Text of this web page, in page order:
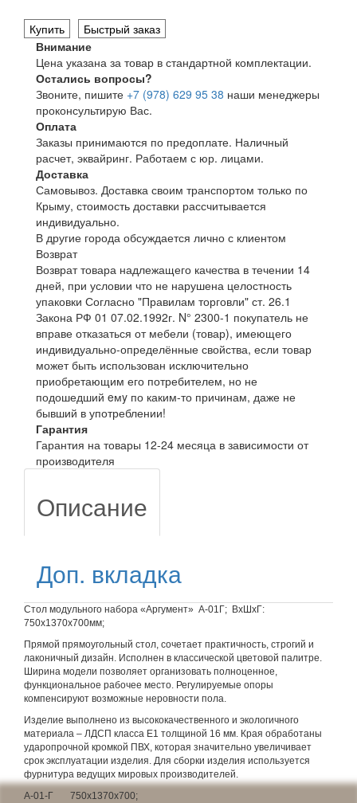
Купить
Быстрый заказ
Внимание
Цена указана за товар в стандартной комплектации.
Остались вопросы?
Звоните, пишите +7 (978) 629 95 38 наши менеджеры
проконсультирую Вас.
Оплата
Заказы принимаются по предоплате. Наличный
расчет, эквайринг. Работаем с юр. лицами.
Доставка
Самовывоз. Доставка своим транспортом только по
Крыму, стоимость доставки рассчитывается
индивидуально.
В другие города обсуждается лично с клиентом
Возврат
Возврат товара надлежащего качества в течении 14
дней, при условии что не нарушена целостность
упаковки Согласно "Правилам торговли" ст. 26.1
Закона РФ 01 07.02.1992г. N° 2300-1 покупатель не
вправе отказаться от мебели (товар), имеющего
индивидуально-определённые свойства, если товар
может быть использован исключительно
приобретающим его потребителем, но не
подошедший eмy по каким-то причинам, даже не
бывший в употреблении!
Гарантия
Гарантия на товары 12-24 месяца в зависимости от
производителя
Описание
Доп. вкладка
Стол модульного набора «Аргумент» А-01Г; ВхШхГ:
750х1370х700мм;
Прямой прямоугольный стол, сочетает практичность, строгий и
лаконичный дизайн. Исполнен в классической цветовой палитре.
Ширина модели позволяет организовать полноценное,
функциональное рабочее место. Регулируемые опоры
компенсируют возможные неровности пола.
Изделие выполнено из высококачественного и экологичного
материала – ЛДСП класса Е1 толщиной 16 мм. Края обработаны
ударопрочной кромкой ПВХ, которая значительно увеличивает
срок эксплуатации изделия. Для сборки изделия используется
фурнитура ведущих мировых производителей.
А-01-Г 750х1370х700;